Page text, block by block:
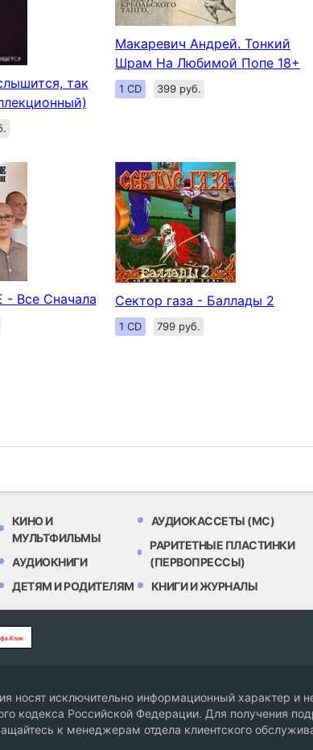
так
Макаревич Андрей. Тонкий
Шрам На Любимой Попе 18+
1 CD 399 руб.
Все Сначала Сектор газа - Баллады 2
1 CD 799 руб.
КИНО И
МУЛЬТФИЛЬМЫ
АУДИОКНИГИ
ДЕТЯМ И РОДИТЕЛЯМ
АУДИОКАССЕТЫ (MC)
РАРИТЕТНЫЕ ПЛАСТИНКИ
(ПЕРВОПРЕССЫ)
КНИГИ И ЖУРНАЛЫ
исключительно информационный характер и
кодекса Российской Федерации. Для получения
к менеджерам отдела клиентского